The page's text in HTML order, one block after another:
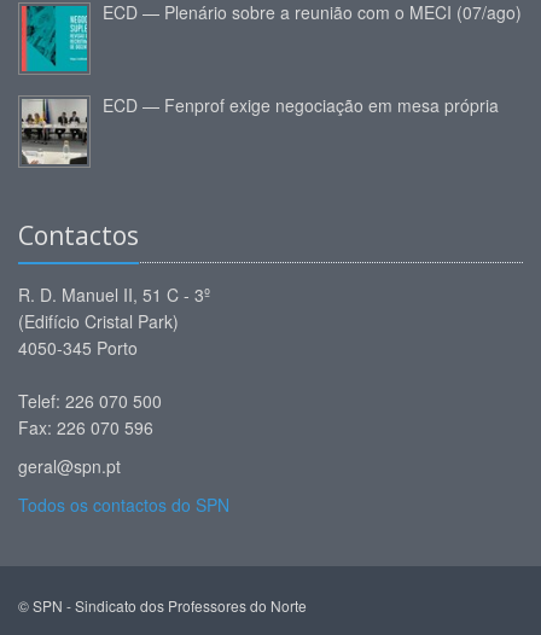
ECD — Plenário sobre a reunião com o MECI (07/ago)
ECD — Fenprof exige negociação em mesa própria
Contactos
R. D. Manuel II, 51 C - 3º
(Edifício Cristal Park)
4050-345 Porto
Telef: 226 070 500
Fax: 226 070 596
geral@spn.pt
Todos os contactos do SPN
© SPN - Sindicato dos Professores do Norte